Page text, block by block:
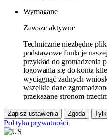
Wymagane
Zawsze aktywne
Technicznie niezbędne
podstawowe funkcje
przykład do gromadzenia
logowania się do konta
wyciągnąć żadnych
wszelkie dane
przekazane stronom
Zapisz ustawienia Zgoda
Polityka prywatności